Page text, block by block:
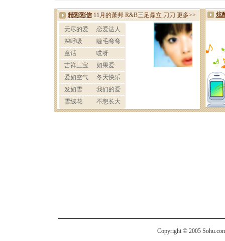
Copyright © 2005